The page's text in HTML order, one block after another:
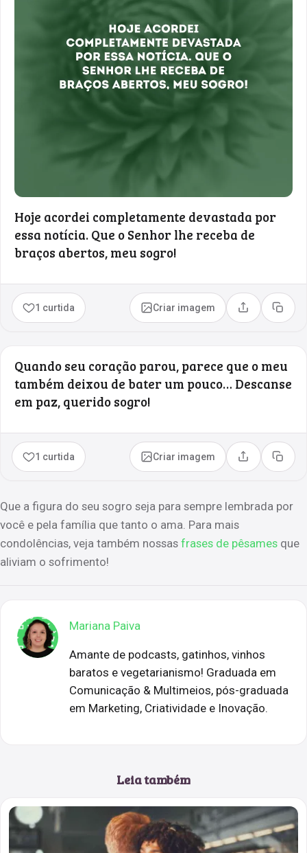
Hoje acordei completamente devastada por
essa notícia. Que o Senhor lhe receba de
braços abertos, meu sogro!
1 curtida Criar imagem Compartilhar
Copiar
Quando seu coração parou, parece que o meu
também deixou de bater um pouco… Descanse
em paz, querido sogro!
1 curtida Criar imagem Compartilhar
Copiar
Que a figura do seu sogro seja para sempre lembrada por
você e pela família que tanto o ama. Para mais
condolências, veja também nossas frases de pêsames que
aliviam o sofrimento!
Mariana Paiva
Amante de podcasts, gatinhos, vinhos
baratos e vegetarianismo! Graduada em
Comunicação & Multimeios, pós-graduada
em Marketing, Criatividade e Inovação.
Leia também